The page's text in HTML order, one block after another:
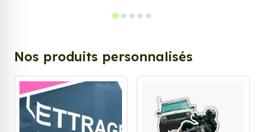
Nos produits personnalisés